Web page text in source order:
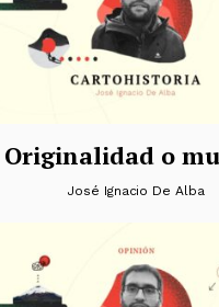
Originalidad o
José Ignacio De Alba